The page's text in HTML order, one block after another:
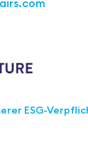
ESG-